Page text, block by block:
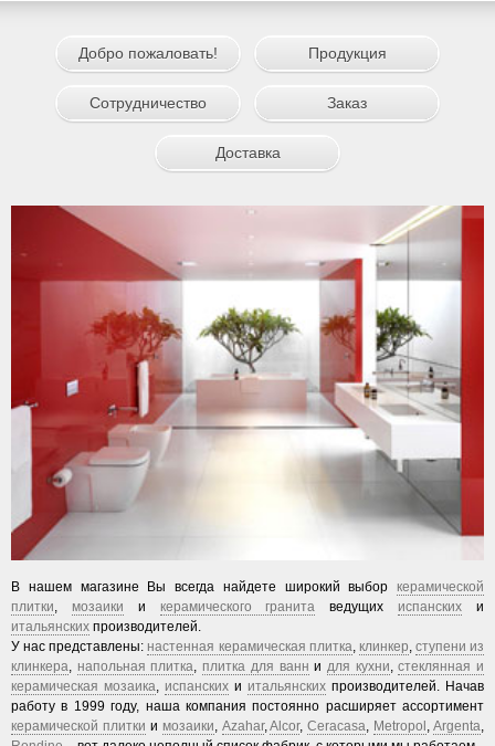
Добро пожаловать! Продукция
Сотрудничество Заказ
Доставка
В нашем магазине Вы всегда найдете широкий выбор керамической
плитки, мозаики и керамического гранита ведущих испанских и
итальянских производителей.
У нас представлены: настенная керамическая плитка, клинкер, ступени из
клинкера, напольная плитка, плитка для ванн и для кухни,стеклянная и
керамическая мозаика, испанских и итальянских производителей. Начав
работу в 1999 году, наша компания постоянно расширяет ассортимент
керамической плитки и мозаики, Azahar,Alcor,Ceracasa, Metropol , Argenta,